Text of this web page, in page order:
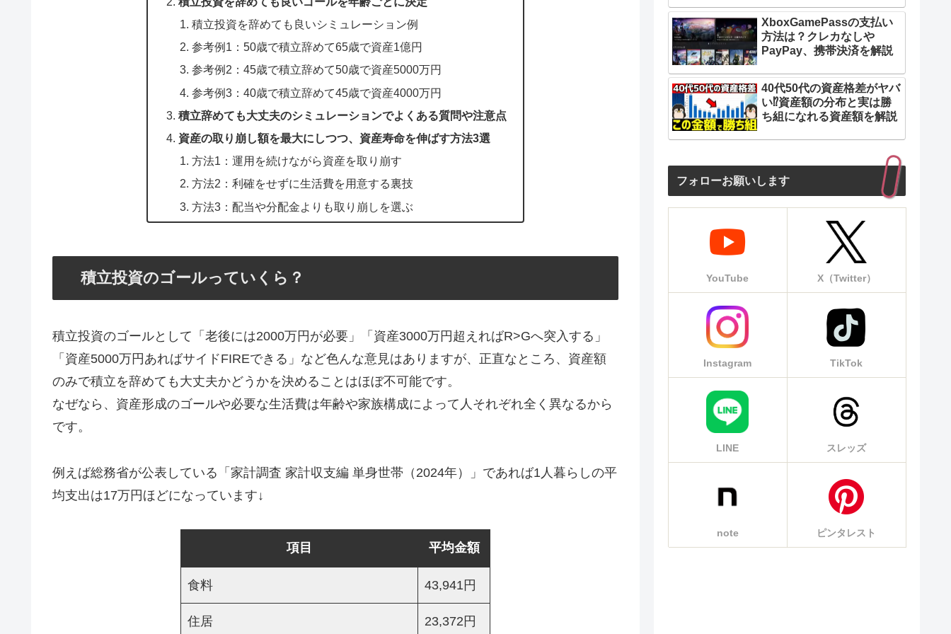
積立投資を辞めても良いシミュレーション例
参考例1：50歳で積立辞めて65歳で資産1億円
参考例2：45歳で積立辞めて50歳で資産5000万円
参考例3：40歳で積立辞めて45歳で資産4000万円
積立辞めても大丈夫のシミュレーションでよくある質問や注意点
資産の取り崩し額を最大にしつつ、資産寿命を伸ばす方法3選
方法1：運用を続けながら資産を取り崩す
方法2：利確をせずに生活費を用意する裏技
方法3：配当や分配金よりも取り崩しを選ぶ
積立投資のゴールっていくら？
積立投資のゴールとして「老後には2000万円が必要」「資産3000万円超えればR>Gへ突入する」
「資産5000万円あればサイドFIREできる」など色んな意見はありますが、正直なところ、資産額
のみで積立を辞めても大丈夫かどうかを決めることはほぼ不可能です。
なぜなら、資産形成のゴールや必要な生活費は年齢や家族構成によって人それぞれ全く異なるから
です。
例えば総務省が公表している「家計調査 家計収支編 単身世帯（2024年）」であれば1人暮らしの平
均支出は17万円ほどになっています↓
項目 平均金額
食料 43,941円
住居 23,372円
XboxGamePassの支払い
方法は？クレカなしや
PayPay、携帯決済を解説
40代50代の資産格差がヤバ
い⁉︎資産額の分布と実は勝
ち組になれる資産額を解説
フォローお願いします
YouTube X（Twitter）
Instagram TikTok
LINE スレッズ
note ピンタレスト